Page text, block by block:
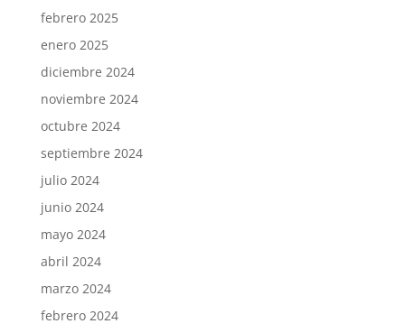
febrero 2025
enero 2025
diciembre 2024
noviembre 2024
octubre 2024
septiembre 2024
julio 2024
junio 2024
mayo 2024
abril 2024
marzo 2024
febrero 2024